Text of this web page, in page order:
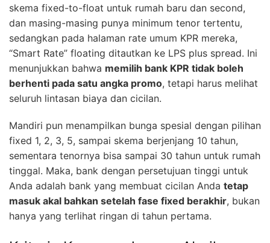
skema fixed-to-float untuk rumah baru dan second,
dan masing-masing punya minimum tenor tertentu,
sedangkan pada halaman rate umum KPR mereka,
“Smart Rate” floating ditautkan ke LPS plus spread. Ini
menunjukkan bahwa memilih bank KPR tidak boleh
berhenti pada satu angka promo, tetapi harus melihat
seluruh lintasan biaya dan cicilan.
Mandiri pun menampilkan bunga spesial dengan pilihan
fixed 1, 2, 3, 5, sampai skema berjenjang 10 tahun,
sementara tenornya bisa sampai 30 tahun untuk rumah
tinggal. Maka, bank dengan persetujuan tinggi untuk
Anda adalah bank yang membuat cicilan Anda tetap
masuk akal bahkan setelah fase fixed berakhir, bukan
hanya yang terlihat ringan di tahun pertama.